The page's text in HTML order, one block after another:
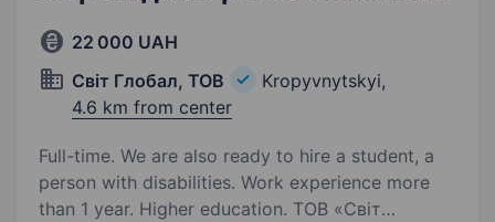
22 000 UAH
Світ Глобал, ТОВ
Kropyvnytskyi,
4.6 km from center
Full-time. We are also ready to hire a student, a
person with disabilities. Work experience more
than 1 year. Higher education. ТОВ «Світ